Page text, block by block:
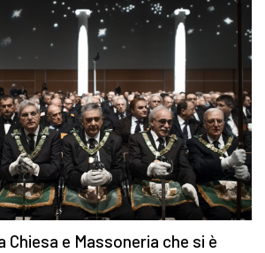
Chiesa e Massoneria che si è